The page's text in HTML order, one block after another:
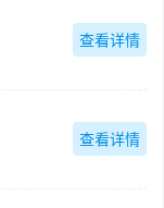
查看详情
查看详情